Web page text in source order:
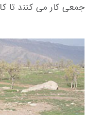
جمعی کار می کنند تا